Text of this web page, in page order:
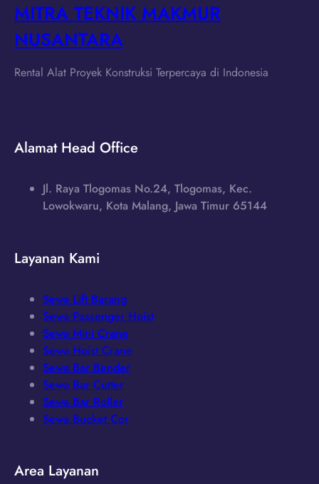
MITRA TEKNIK MAKMUR
NUSANTARA
Rental Alat Proyek Konstruksi Terpercaya di Indonesia
Alamat Head Office
Jl. Raya Tlogomas No.24, Tlogomas, Kec.
Lowokwaru, Kota Malang, Jawa Timur 65144
Layanan Kami
Sewa Lift Barang
Sewa Passenger Hoist
Sewa Mini Crane
Sewa Hoist Crane
Sewa Bar Bender
Sewa Bar Cutter
Sewa Bar Roller
Sewa Bucket Cor
Area Layanan